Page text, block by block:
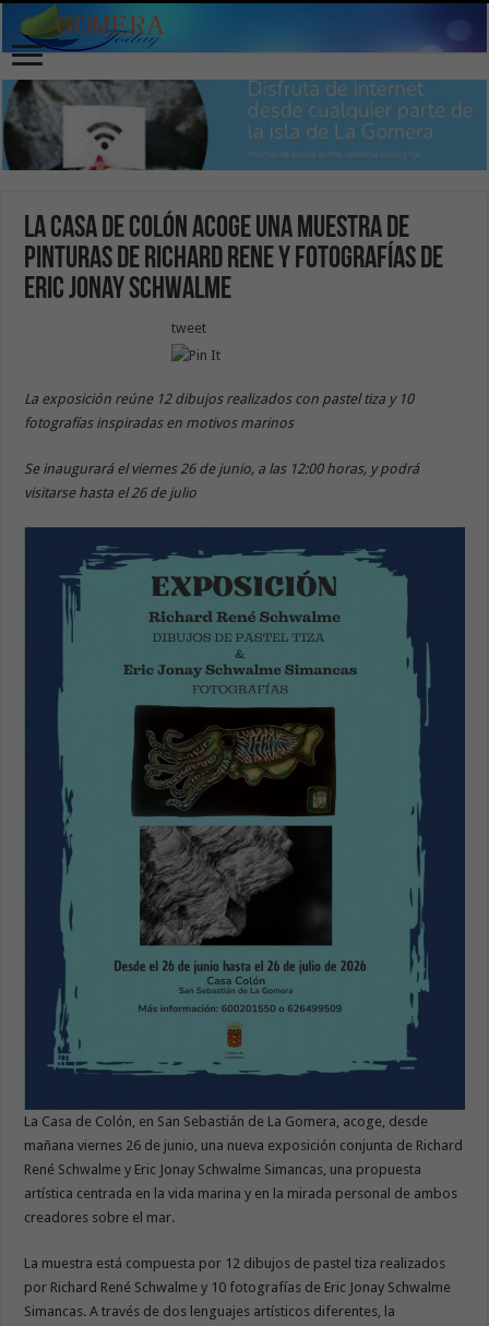
La Casa de Colón acoge una muestra de
pinturas de Richard Rene y fotografías de
Eric Jonay Schwalme
tweet
La exposición reúne 12 dibujos realizados con pastel tiza y 10
fotografías inspiradas en motivos marinos
Se inaugurará el viernes 26 de junio, a las 12:00 horas, y podrá
visitarse hasta el 26 de julio
La Casa de Colón, en San Sebastián de La Gomera, acoge, desde
mañana viernes 26 de junio, una nueva exposición conjunta de Richard
René Schwalme y Eric Jonay Schwalme Simancas, una propuesta
artística centrada en la vida marina y en la mirada personal de ambos
creadores sobre el mar.
La muestra está compuesta por 12 dibujos de pastel tiza realizados
por Richard René Schwalme y 10 fotografías de Eric Jonay Schwalme
Simancas. A través de dos lenguajes artísticos diferentes, la